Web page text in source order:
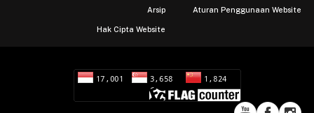
Arsip Aturan Penggunaan Website
Hak Cipta Website